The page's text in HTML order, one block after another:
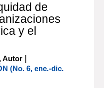
de
y el
, Autor |
(No. 6, ene.-dic.